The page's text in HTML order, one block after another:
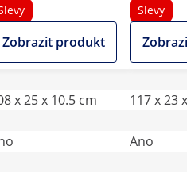
- Bluetooth -
LCD
Zobrazit produkt
cm -
Slevy
x 25 x 10.5 cm
117 x 23
Ano